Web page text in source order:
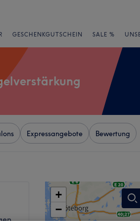
GESCHENKGUTSCHEIN SALE %
Expressangebote Bewertung
+
−